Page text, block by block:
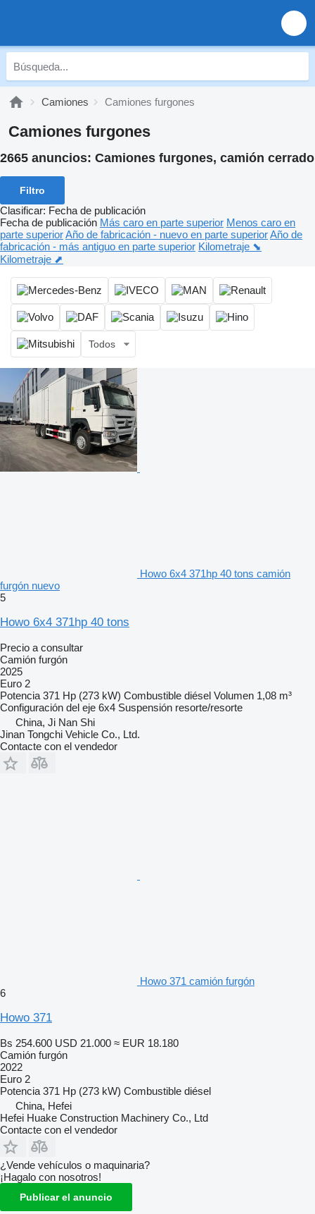
Camiones Camiones furgones
Camiones furgones
2665 anuncios: Camiones furgones, camión cerrado
Filtro
Clasificar: Fecha de publicación
Fecha de publicación Más caro en parte superior Menos caro en
parte superiorAño de fabricación - nuevo en parte superiorAño de
fabricación - más antiguo en parte superior Kilometraje ⬊
Kilometraje ⬈
Todos
Howo 6x4 371hp 40 tons camión
furgón nuevo
5
Howo 6x4 371hp 40 tons
Precio a consultar
Camión furgón
2025
Euro 2
Potencia 371 Hp (273 kW) Combustible diésel Volumen 1,08 m³
Configuración del eje 6x4 Suspensión resorte/resorte
China, Ji Nan Shi
Jinan Tongchi Vehicle Co., Ltd.
Contacte con el vendedor
Howo 371 camión furgón
6
Howo 371
Bs 254.600 USD 21.000 ≈ EUR 18.180
Camión furgón
2022
Euro 2
Potencia 371 Hp (273 kW) Combustible diésel
China, Hefei
Hefei Huake Construction Machinery Co., Ltd
Contacte con el vendedor
¿Vende vehículos o maquinaria?
¡Hagalo con nosotros!
Publicar el anuncio